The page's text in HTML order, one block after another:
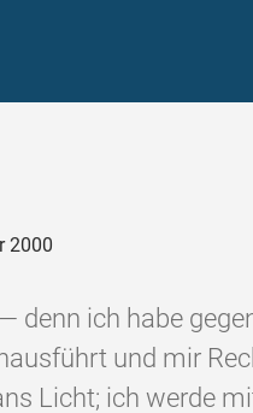
2000
denn ich habe
und mir
Licht; ich werde